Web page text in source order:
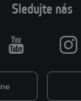
Sledujte nás
Youtube